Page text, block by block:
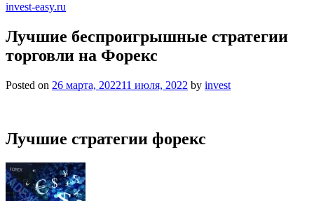
invest-easy.ru
Лучшие беспроигрышные стратегии
торговли на Форекс
Posted on 26 марта, 202211 июля, 2022 by invest
Лучшие стратегии форекс